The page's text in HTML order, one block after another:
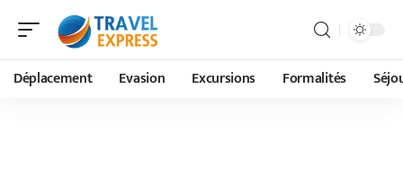
Déplacement Evasion Excursions Formalités